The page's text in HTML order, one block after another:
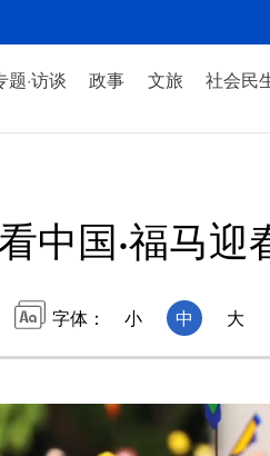
题·访谈 政事 文旅 社会民
中国·福马
字体： 小 中 大